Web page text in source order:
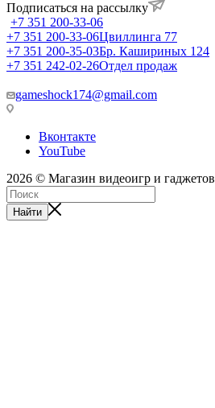
Подписаться на рассылку
+7 351 200-33-06
+7 351 200-33-06Цвиллинга 77
+7 351 200-35-03Бр. Кашириных 124
+7 351 242-02-26Отдел продаж
gameshock174@gmail.com
Вконтакте
YouTube
2026 © Магазин видеоигр и гаджетов
Найти